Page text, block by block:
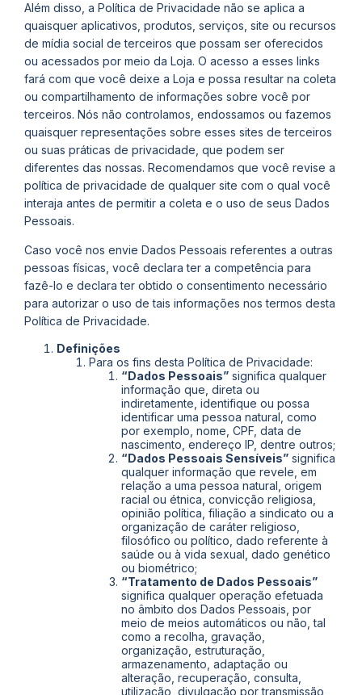
Além disso, a Política de Privacidade não se aplica a
quaisquer aplicativos, produtos, serviços, site ou recursos
de mídia social de terceiros que possam ser oferecidos
ou acessados por meio da Loja. O acesso a esses links
fará com que você deixe a Loja e possa resultar na coleta
ou compartilhamento de informações sobre você por
terceiros. Nós não controlamos, endossamos ou fazemos
quaisquer representações sobre esses sites de terceiros
ou suas práticas de privacidade, que podem ser
diferentes das nossas. Recomendamos que você revise a
política de privacidade de qualquer site com o qual você
interaja antes de permitir a coleta e o uso de seus Dados
Pessoais.
Caso você nos envie Dados Pessoais referentes a outras
pessoas físicas, você declara ter a competência para
fazê-lo e declara ter obtido o consentimento necessário
para autorizar o uso de tais informações nos termos desta
Política de Privacidade.
Definições
Para os fins desta Política de Privacidade:
“Dados Pessoais” significa qualquer
informação que, direta ou
indiretamente, identifique ou possa
identificar uma pessoa natural, como
por exemplo, nome, CPF, data de
nascimento, endereço IP, dentre outros;
“Dados Pessoais Sensíveis” significa
qualquer informação que revele, em
relação a uma pessoa natural, origem
racial ou étnica, convicção religiosa,
opinião política, filiação a sindicato ou a
organização de caráter religioso,
filosófico ou político, dado referente à
saúde ou à vida sexual, dado genético
ou biométrico;
“Tratamento de Dados Pessoais”
significa qualquer operação efetuada
no âmbito dos Dados Pessoais, por
meio de meios automáticos ou não, tal
como a recolha, gravação,
organização, estruturação,
armazenamento, adaptação ou
alteração, recuperação, consulta,
utilização, divulgação por transmissão,